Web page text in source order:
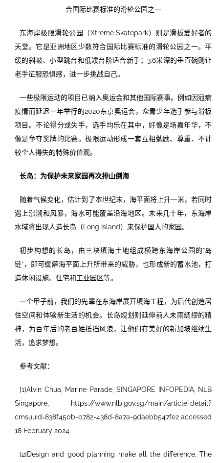
合国际比赛标准的滑轮公园之一
东海岸极限滑轮公园（Xtreme Skatepark）则是滑板爱好者的
天堂。它是亚洲地区少数符合国际比赛标准的滑轮公园之一。平
缓的斜坡、小型跳台和低矮台阶适合新手；3.6米深的垂直碗则让
老手征服恐惧感，进一步挑战自己。
一些极限运动的项目已纳入奥运会和其他国际赛事。例如因冠病
疫情而延迟一年举行的2020东京奥运会，众青少年选手参与滑板
项目。不论得分或失手，选手均乐在其中，好像是场嘉年华，不
像是争夺奖牌的比赛。极限运动形成一套互相勉励、尊重、不计
较个人得失的特殊价值观。
长岛：为保护未来家园再次排山倒海
随着气候变化，估计到了本世纪末，海平面将上升一米，若同时
遇上涨潮和风暴，海水可能覆盖沿海地区。未来几十年，东海岸
水域将出现人造长岛（Long Island）来保护国人的家园。
初步构想的长岛，由三块填海土地组成横跨东海岸公园的“岛
链”，即可缓解海平面上升所带来的威胁，也形成新的蓄水池，打
造休闲设施、住宅和工业园区等。
一个甲子前，我们的先辈在东海岸展开填海工程，为后代创造居
住空间和体验新生活的机会。长岛规划则延伸前人未雨绸缪的精
神，为百年后的老百姓抵挡风浪，让他们在美好的新加坡继续生
活，追求梦想。
参考文献：
[1]Alvin Chua, Marine Parade, SINGAPORE INFOPEDIA, NLB
Singapore, https://www.nlb.gov.sg/main/article-detail?
cmsuuid=838f450b-0782-438d-8a7a-9daebb547fe2 accessed
18 February 2024.
[2]Design and good planning make all the difference, The